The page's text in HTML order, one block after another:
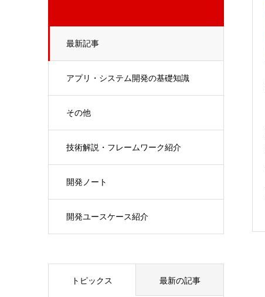
最新記事
アプリ・システム開発の基礎知識
その他
技術解説・フレームワーク紹介
開発ノート
開発ユースケース紹介
トピックス 最新の記事